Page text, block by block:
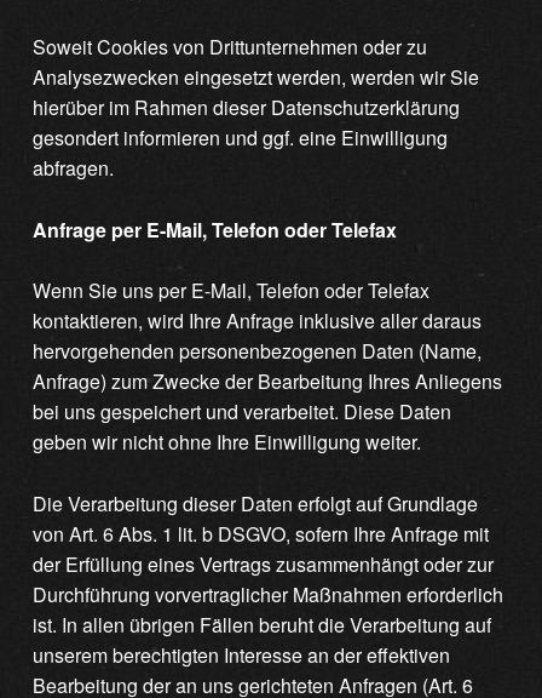
Soweit Cookies von Drittunternehmen oder zu
Analysezwecken eingesetzt werden, werden wir Sie
hierüber im Rahmen dieser Datenschutzerklärung
gesondert informieren und ggf. eine Einwilligung
abfragen.
Anfrage per E-Mail, Telefon oder Telefax
Wenn Sie uns per E-Mail, Telefon oder Telefax
kontaktieren, wird Ihre Anfrage inklusive aller daraus
hervorgehenden personenbezogenen Daten (Name,
Anfrage) zum Zwecke der Bearbeitung Ihres Anliegens
bei uns gespeichert und verarbeitet. Diese Daten
geben wir nicht ohne Ihre Einwilligung weiter.
Die Verarbeitung dieser Daten erfolgt auf Grundlage
von Art. 6 Abs. 1 lit. b DSGVO, sofern Ihre Anfrage mit
der Erfüllung eines Vertrags zusammenhängt oder zur
Durchführung vorvertraglicher Maßnahmen erforderlich
ist. In allen übrigen Fällen beruht die Verarbeitung auf
unserem berechtigten Interesse an der effektiven
Bearbeitung der an uns gerichteten Anfragen (Art. 6